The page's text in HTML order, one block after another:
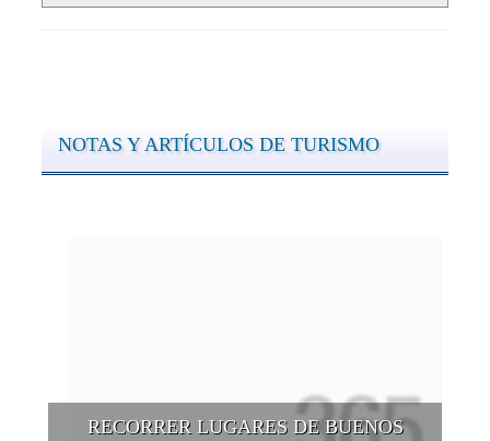
NOTAS Y ARTÍCULOS DE TURISMO
RECORRER LUGARES DE BUENOS